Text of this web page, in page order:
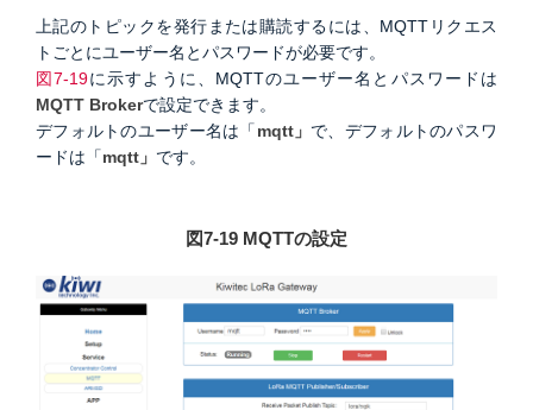
上記のトピックを発行または購読するには、MQTTリクエス
トごとにユーザー名とパスワードが必要です。
図7-19に示すように、MQTTのユーザー名とパスワードは
MQTT Brokerで設定できます。
デフォルトのユーザー名は「 mqtt」 で、デフォルトのパスワ
ードは「mqtt」 です。
図7-19 MQTTの設定